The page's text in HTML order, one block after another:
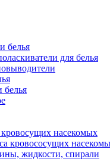
белья
для белья
белья
кровосущих насекомых
кровососущих
жидкости, спирали